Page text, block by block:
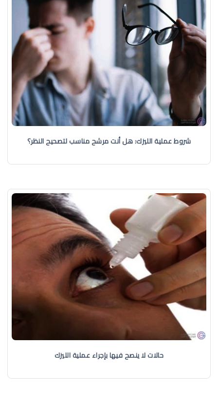
شروط عملية الليزك: هل أنت مرشح مناسب لتصحيح النظر؟
حالات لا ينصح فيها بإجراء عملية الليزك